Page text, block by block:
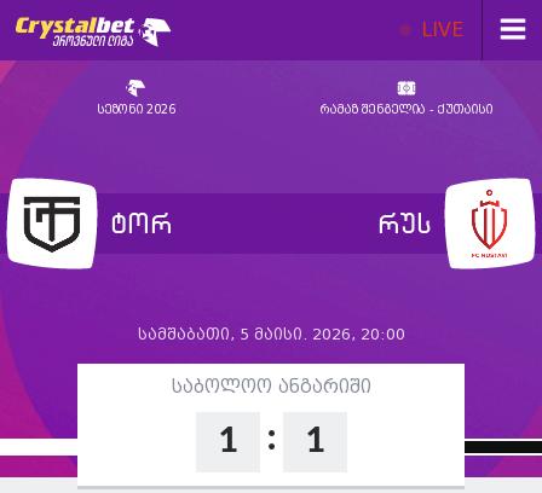
LIVE
სეზონი 2026 რამაზ შენგელია - ქუთაისი
ტორ რუს
სამშაბათი, 5 მაისი. 2026, 20:00
საბოლოო ანგარიში
1 : 1